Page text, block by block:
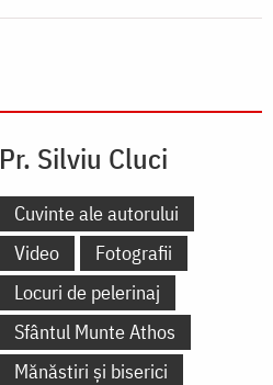
Pr. Silviu Cluci
Cuvinte ale autorului
Video
Fotografii
Locuri de pelerinaj
Sfântul Munte Athos
Mănăstiri și biserici